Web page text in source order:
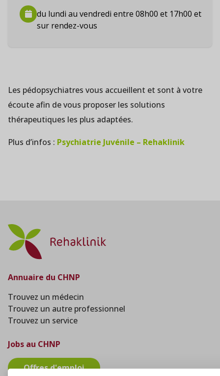
Les pédopsychiatres vous accueillent et sont à votre
écoute afin de vous proposer les solutions
thérapeutiques les plus adaptées.
Plus d’infos : Psychiatrie Juvénile – Rehaklinik
du lundi au vendredi entre 08h00 et 17h00 et
sur rendez-vous
Annuaire du CHNP
Trouvez un médecin
Trouvez un autre professionnel
Trouvez un service
Jobs au CHNP
Offres d'emploi